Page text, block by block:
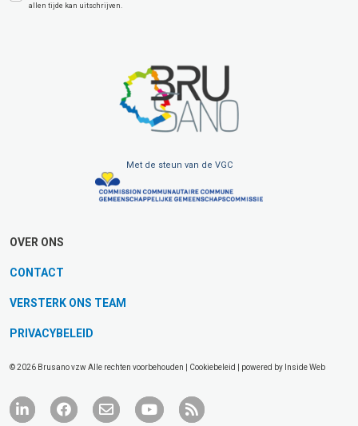
allen tijde kan uitschrijven.
Met de steun van de VGC
OVER ONS
CONTACT
VERSTERK ONS TEAM
PRIVACYBELEID
© 2026 Brusano vzw Alle rechten voorbehouden | Cookiebeleid | powered by Inside Web